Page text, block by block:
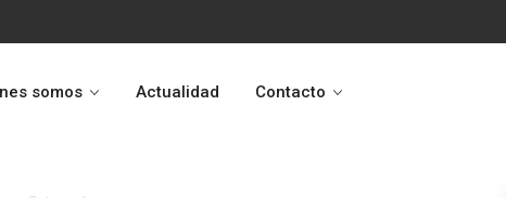
somos Actualidad Contacto